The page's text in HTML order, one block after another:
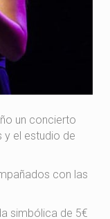
un concierto
y el estudio de
con las
simbólica de 5€